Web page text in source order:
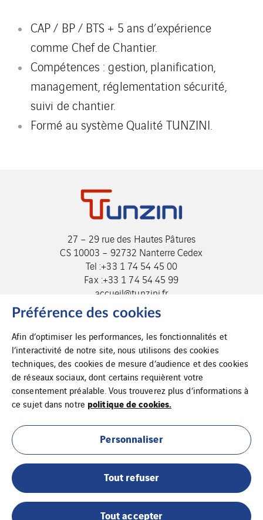
CAP / BP / BTS + 5 ans d’expérience
comme Chef de Chantier.
Compétences : gestion, planification,
management, réglementation sécurité,
suivi de chantier.
Formé au système Qualité TUNZINI.
27 – 29 rue des Hautes Pâtures
CS 10003 – 92732 Nanterre Cedex
Tel :+33 1 74 54 45 00
Fax :+33 1 74 54 45 99
accueil@tunzini.fr
Cookies
Mentions légales
Préférence des cookies
Afin d’optimiser les performances, les fonctionnalités et
l’interactivité de notre site, nous utilisons des cookies
techniques, des cookies de mesure d’audience et des cookies
de réseaux sociaux, dont certains requièrent votre
consentement préalable. Vous trouverez plus d’informations à
ce sujet dans notre politique de cookies.
Personnaliser
Tout refuser
Tout accepter